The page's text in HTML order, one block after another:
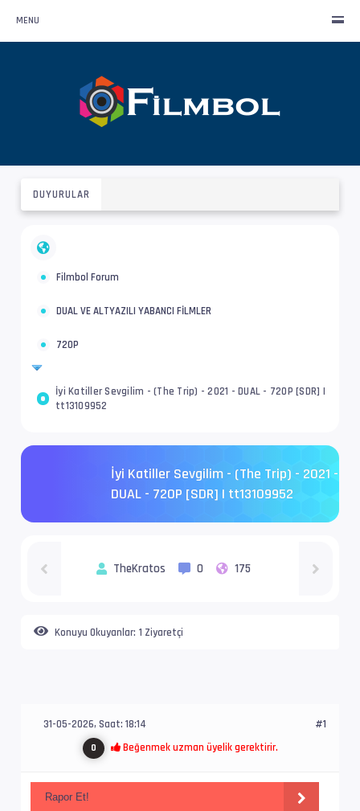
MENU
DUYURULAR
Filmbol Forum
DUAL VE ALTYAZILI YABANCI FİLMLER
720P
İyi Katiller Sevgilim - (The Trip) - 2021 - DUAL - 720P [SDR] |
tt13109952
İyi Katiller Sevgilim - (The Trip) - 2021 -
DUAL - 720P [SDR] | tt13109952
TheKratos 0 175
Konuyu Okuyanlar: 1 Ziyaretçi
31-05-2026, Saat: 18:14
0 Beğenmek uzman üyelik gerektirir.
#1
Rapor Et!